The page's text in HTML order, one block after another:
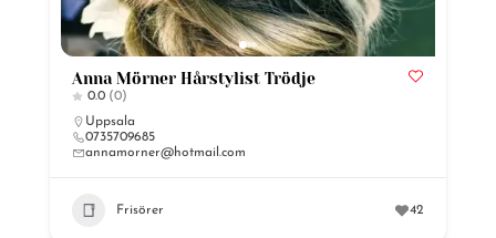
Anna Mörner Hårstylist Trödje
0.0 (0)
Uppsala
0735709685
annamorner@hotmail.com
Frisörer 42